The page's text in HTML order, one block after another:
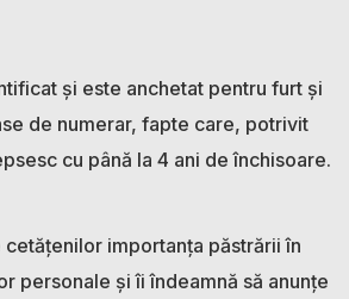
și este anchetat pentru furt și
de numerar, fapte care, potrivit
cu până la 4 ani de închisoare.
importanța păstrării în
personale și îi îndeamnă să anunțe